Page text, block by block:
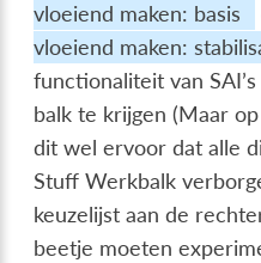
vloeiend maken: basis
vloeiend maken:
functionaliteit van
balk te krijgen (Maar
dit wel ervoor dat alle
Stuff Werkbalk
keuzelijst aan de
beetje moeten